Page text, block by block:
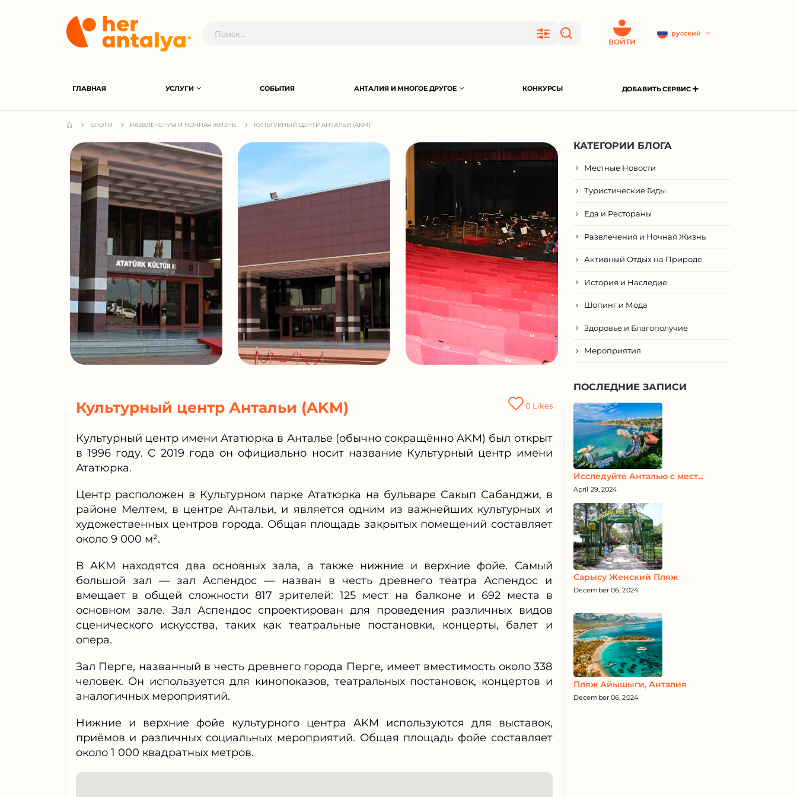
ВОЙТИ
русский
ГЛАВНАЯ УСЛУГИ СОБЫТИЯ АНТАЛИЯ И МНОГОЕ ДРУГОЕ КОНКУРСЫ ДОБАВИТЬ СЕРВИС
БЛОГИ РАЗВЛЕЧЕНИЯ И НОЧНАЯ ЖИЗНЬ КУЛЬТУРНЫЙ ЦЕНТР АНТАЛЬИ (AKM)
0 Likes
Культурный центр Антальи (AKM)
Культурный центр имени Ататюрка в Анталье (обычно сокращённо AKM) был открыт
в 1996 году. С 2019 года он официально носит название Культурный центр имени
Ататюрка.
Центр расположен в Культурном парке Ататюрка на бульваре Сакып Сабанджи, в
районе Мелтем, в центре Антальи, и является одним из важнейших культурных и
художественных центров города. Общая площадь закрытых помещений составляет
около 9 000 м².
В AKM находятся два основных зала, а также нижние и верхние фойе. Самый
большой зал — зал Аспендос — назван в честь древнего театра Аспендос и
вмещает в общей сложности 817 зрителей: 125 мест на балконе и 692 места в
основном зале. Зал Аспендос спроектирован для проведения различных видов
сценического искусства, таких как театральные постановки, концерты, балет и
опера.
Зал Перге, названный в честь древнего города Перге, имеет вместимость около 338
человек. Он используется для кинопоказов, театральных постановок, концертов и
аналогичных мероприятий.
Нижние и верхние фойе культурного центра AKM используются для выставок,
приёмов и различных социальных мероприятий. Общая площадь фойе составляет
около 1 000 квадратных метров.
КАТЕГОРИИ БЛОГА
Местные Новости
Туристические Гиды
Еда и Рестораны
Развлечения и Ночная Жизнь
Активный Отдых на Природе
История и Наследие
Шопинг и Мода
Здоровье и Благополучие
Мероприятия
ПОСЛЕДНИЕ ЗАПИСИ
Исследуйте Анталью с мест...
April 29, 2024
Сарысу Женский Пляж
December 06, 2024
Пляж Айышыги, Анталия
December 06, 2024